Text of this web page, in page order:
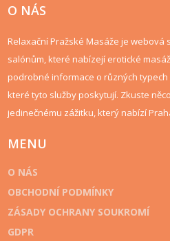
O NÁS
Relaxační Pražské Masáže je
salónům, které nabízejí erotické
podrobné informace o různých
které tyto služby poskytují. Zkuste
jedinečnému zážitku, který nabízí
MENU
O NÁS
OBCHODNÍ PODMÍNKY
ZÁSADY OCHRANY SOUKROMÍ
GDPR